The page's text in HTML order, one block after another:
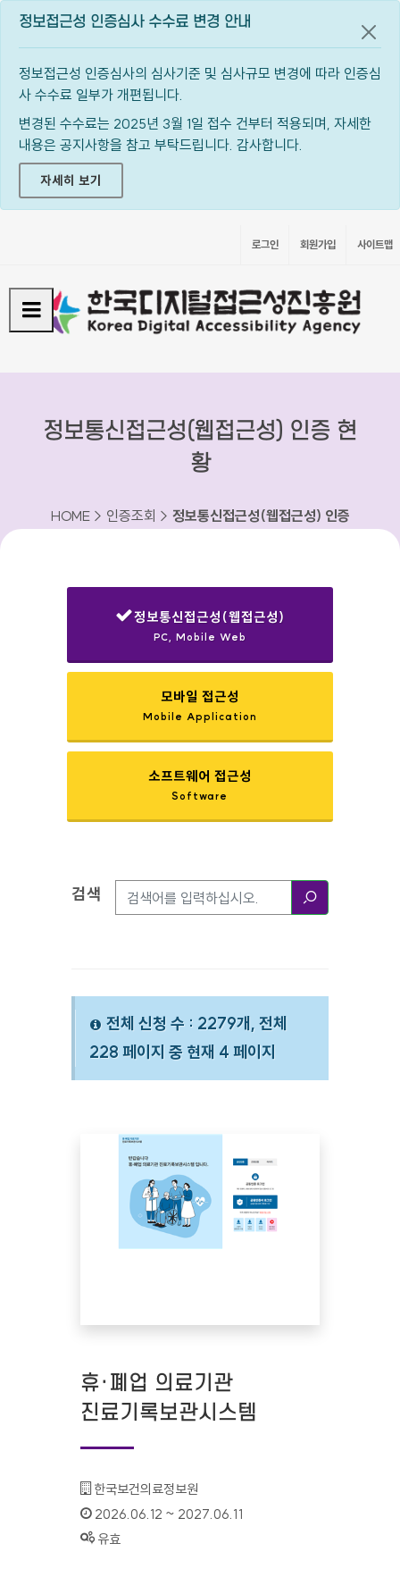
정보접근성 인증심사 수수료 변경 안내
정보접근성 인증심사의 심사기준 및 심사규모 변경에 따라 인증심
사 수수료 일부가 개편됩니다.
변경된 수수료는 2025년 3월 1일 접수 건부터 적용되며, 자세한
내용은 공지사항을 참고 부탁드립니다. 감사합니다.
자세히 보기
공지
로그인 회원가입 사이트맵
정보통신접근성(웹접근성) 인증 현
황
HOME > 인증조회 > 정보통신접근성(웹접근성) 인증
정보통신접근성(웹접근성)
PC, Mobile Web
모바일 접근성
Mobile Application
소프트웨어 접근성
Software
검색옵션
검색
전체 신청 수 : 2279개, 전체
228 페이지 중 현재 4 페이지
휴·폐업 의료기관
진료기록보관시스템
기관명 :
한국보건의료정보원
인증기간 :
2026.06.12 ~ 2027.06.11
상태 :
유효